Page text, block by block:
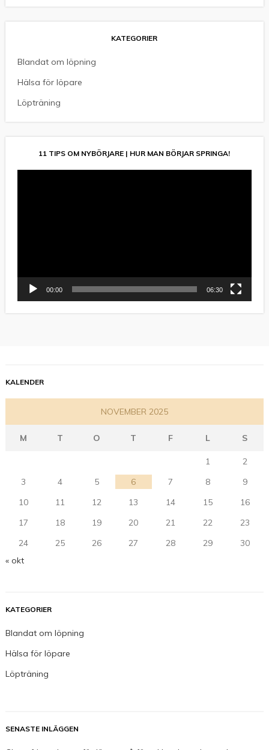
KATEGORIER
Blandat om löpning
Hälsa för löpare
Löpträning
11 TIPS OM NYBÖRJARE | HUR MAN BÖRJAR SPRINGA!
00:00 06:30
KALENDER
NOVEMBER 2025
M T O T F L S
1
2
3
4 5 6 7 8
9
10
11 12 13 14 15
16
17
18 19 20 21 22
23
24
25 26 27 28 29
30
« okt
KATEGORIER
Blandat om löpning
Hälsa för löpare
Löpträning
SENASTE INLÄGGEN